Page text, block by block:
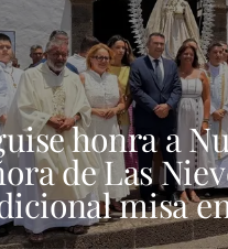
honra a
de Las
misa